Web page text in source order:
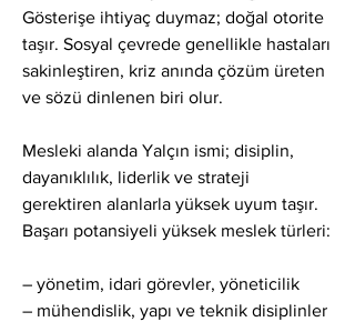
Gösterişe ihtiyaç duymaz; doğal otorite
taşır. Sosyal çevrede genellikle hastaları
sakinleştiren, kriz anında çözüm üreten
ve sözü dinlenen biri olur.
Mesleki alanda Yalçın ismi; disiplin,
dayanıklılık, liderlik ve strateji
gerektiren alanlarla yüksek uyum taşır.
Başarı potansiyeli yüksek meslek türleri:
– yönetim, idari görevler, yöneticilik
– mühendislik, yapı ve teknik disiplinler